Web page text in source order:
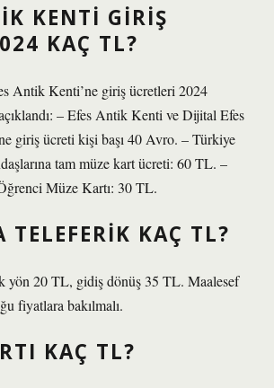
KENTI GIRIŞ
KAÇ TL?
Antik Kenti’ne giriş ücretleri 2024
– Efes Antik Kenti ve Dijital Efes
giriş ücreti kişi başı 40 Avro. – Türkiye
tam müze kart ücreti: 60 TL. –
Müze Kartı: 30 TL.
TELEFERIK KAÇ TL?
yön 20 TL, gidiş dönüş 35 TL. Maalesef
fiyatlara bakılmalı.
KAÇ TL?